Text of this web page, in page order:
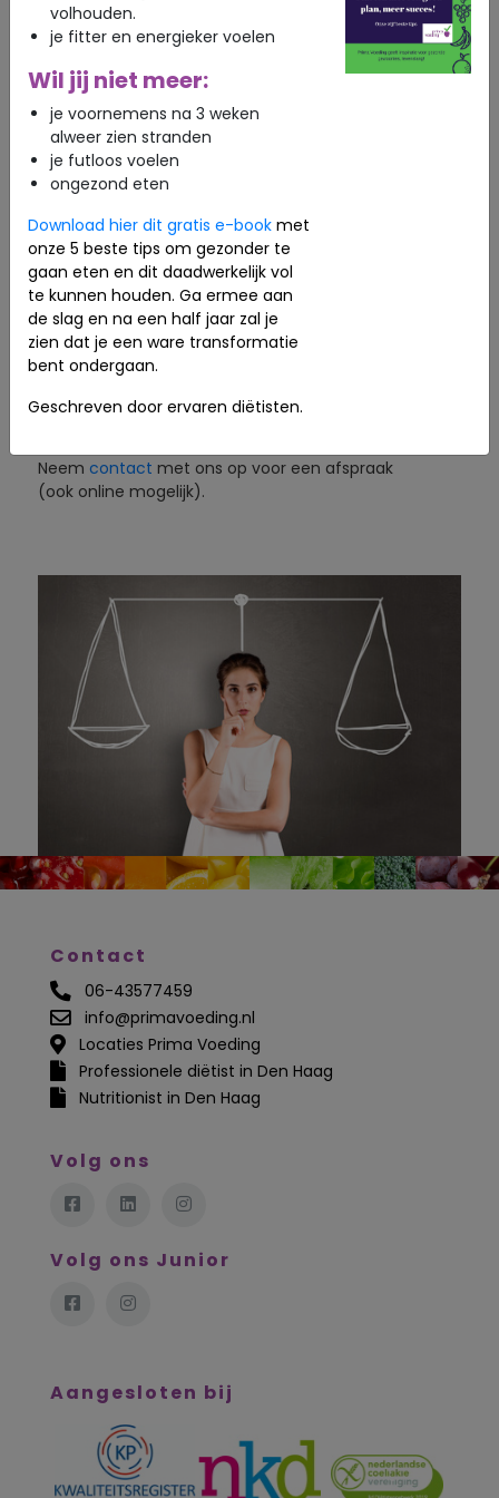
van je dag. Stel het sporten niet uit maar plan
dit meteen ’s ochtends in je agenda. Wil je
gezond eten en zo goed mogelijk verleiding
weerstaan? Doe je boodschappen in de
ochtend en maak een boodschappenlijst.
Voer belangrijke taken op werk altijd als eerste
uit. En laat een collega ook eens meedenken
of een beslissing nemen. Zo geef je jouw eigen
keuzespier wat meer rust.
Daarnaast geven onderzoekers aan dat de
meeste mensen slechtere keuzes maken op
een lege maag. Dus rust nemen en een
goede maaltijd eten is een goed idee wanneer
je een moment van keuzestress hebt.
Wil je weten wat gezonde eetkeuzes zijn zodat je
een goede planning kan maken en de juiste
spullen in huis kan halen? Wij helpen je graag
Neem contact met ons op voor een afspraak
(ook online mogelijk).
Contact
06-43577459
info@primavoeding.nl
Locaties Prima Voeding
Professionele diëtist in Den Haag
Nutritionist in Den Haag
Volg ons
Volg ons Junior
Aangesloten bij
volhouden.
je fitter en energieker voelen
Wil jij niet meer:
je voornemens na 3 weken
alweer zien stranden
je futloos voelen
ongezond eten
Download hier dit gratis e-book met
onze 5 beste tips om gezonder te
gaan eten en dit daadwerkelijk vol
te kunnen houden. Ga ermee aan
de slag en na een half jaar zal je
zien dat je een ware transformatie
bent ondergaan.
Geschreven door ervaren diëtisten.